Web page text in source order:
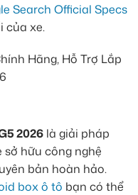
Search Official Specs
của xe.
2026 là giải pháp
sở hữu công nghệ
bản hoàn hảo.
box ô tô bạn có thể